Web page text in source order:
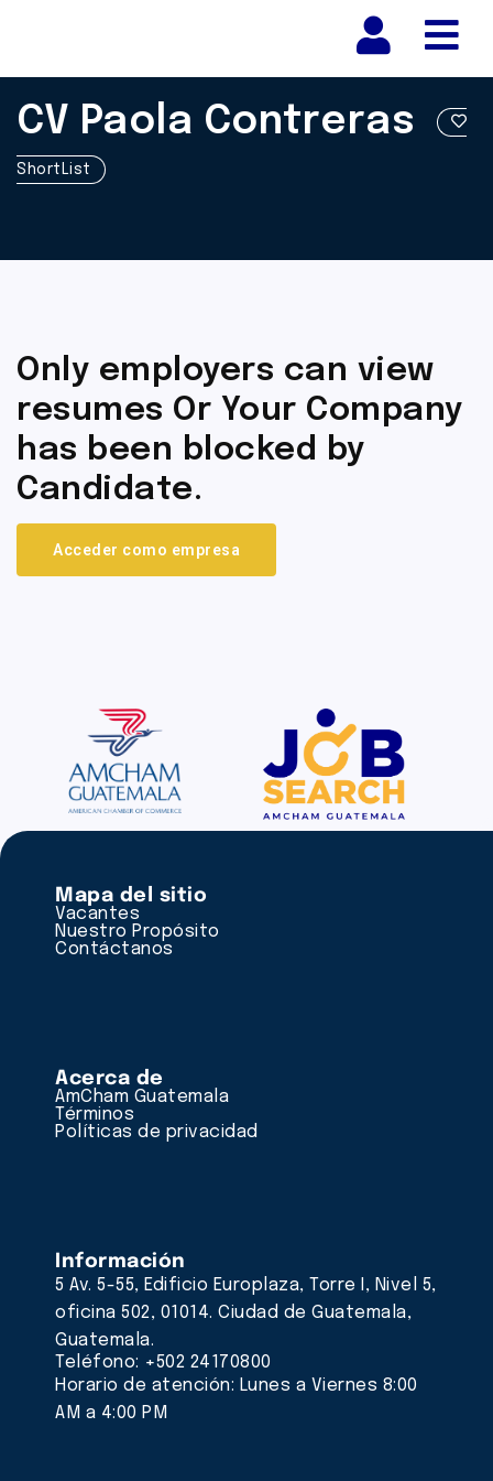
CV Paola Contreras
ShortList
Only employers can view
resumes Or Your Company
has been blocked by
Candidate.
Acceder como empresa
Mapa del sitio
Vacantes
Nuestro Propósito
Contáctanos
Acerca de
AmCham Guatemala
Términos
Políticas de privacidad
Información
5 Av. 5-55, Edificio Europlaza, Torre I, Nivel 5,
oficina 502, 01014. Ciudad de Guatemala,
Guatemala.
Teléfono: +502 24170800
Horario de atención: Lunes a Viernes 8:00
AM a 4:00 PM